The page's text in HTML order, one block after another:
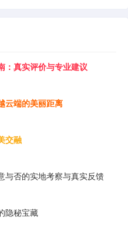
：真实评价与专业建议
云端的美丽距离
交融
与否的实地考察与真实反馈
隐秘宝藏